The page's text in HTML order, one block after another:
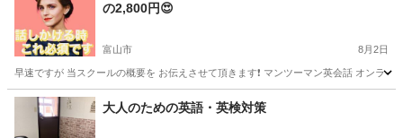
の2,800円😍
富山市 8月2日
早速ですが 当スクールの概要を お伝えさせて頂きます❗️ マンツーマン英会話 オンラ
富山 富山市 英会話 レッスン
大人のための英語・英検対策